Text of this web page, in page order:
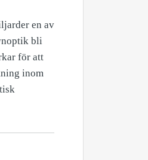
en av
bli
för att
inom